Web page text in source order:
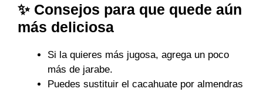
✨ Consejos para que quede aún
más deliciosa
Si la quieres más jugosa, agrega un poco
más de jarabe.
Puedes sustituir el cacahuate por almendras